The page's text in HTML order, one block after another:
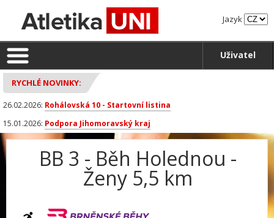
Jazyk
Uživatel
RYCHLÉ NOVINKY:
26.02.2026: Rohálovská 10 - Startovní listina
15.01.2026: Podpora Jihomoravský kraj
BB 3 - Běh Holednou -
Ženy 5,5 km